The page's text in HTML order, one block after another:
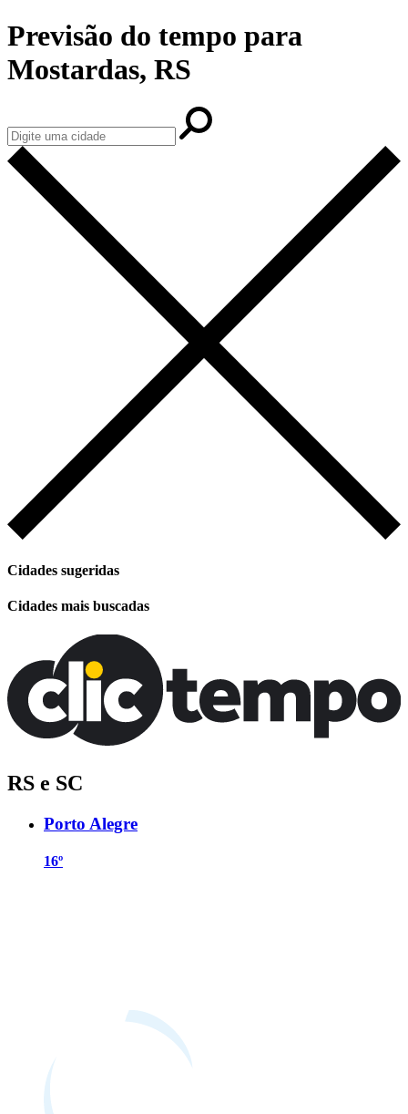
Previsão do tempo para
Mostardas, RS
Cidades sugeridas
Cidades mais buscadas
RS e SC
Porto Alegre
16º